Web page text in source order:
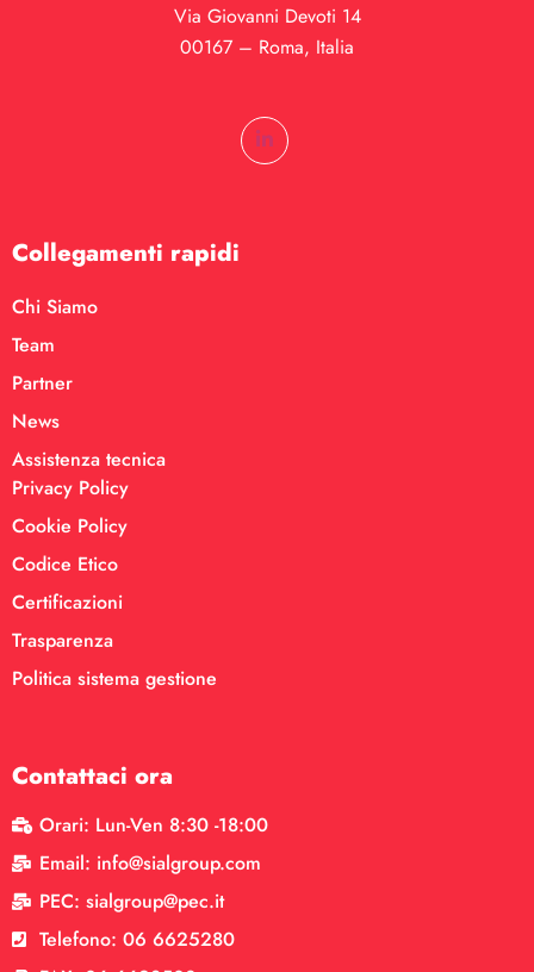
Via Giovanni Devoti 14
00167 – Roma, Italia
Collegamenti rapidi
Chi Siamo
Team
Partner
News
Assistenza tecnica
Privacy Policy
Cookie Policy
Codice Etico
Certificazioni
Trasparenza
Politica sistema gestione
Contattaci ora
Orari: Lun-Ven 8:30 -18:00
Email: info@sialgroup.com
PEC: sialgroup@pec.it
Telefono: 06 6625280